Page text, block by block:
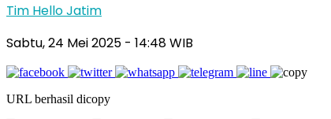
Tim Hello Jatim
Sabtu, 24 Mei 2025 - 14:48 WIB
URL berhasil dicopy